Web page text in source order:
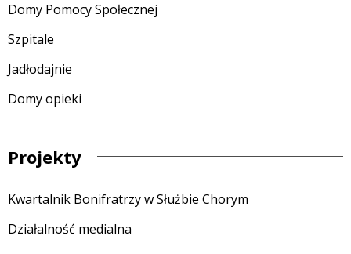
Domy Pomocy Społecznej
Szpitale
Jadłodajnie
Domy opieki
Projekty
Kwartalnik Bonifratrzy w Służbie Chorym
Działalność medialna